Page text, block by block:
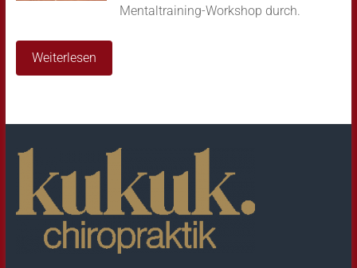
Mentaltraining-Workshop durch.
Weiterlesen